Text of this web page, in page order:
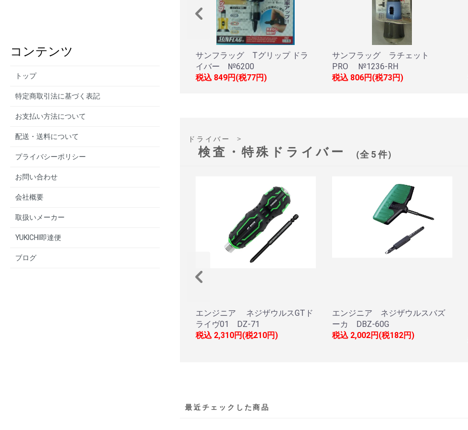
コンテンツ
トップ
特定商取引法に基づく表記
お支払い方法について
配送・送料について
プライバシーポリシー
お問い合わせ
会社概要
取扱いメーカー
YUKICHI即達便
ブログ
サンフラッグ Tグリップ ドラ
イバー №6200
税込 849円(税77円)
サンフラッグ ラチェット
PRO №1236-RH
税込 806円(税73円)
ドライバー ＞
検査・特殊ドライバー （全 5 件）
エンジニア ネジザウルスGTド
ライヴ01 DZ-71
税込 2,310円(税210円)
エンジニア ネジザウルスバズ
ーカ DBZ-60G
税込 2,002円(税182円)
最近チェックした商品